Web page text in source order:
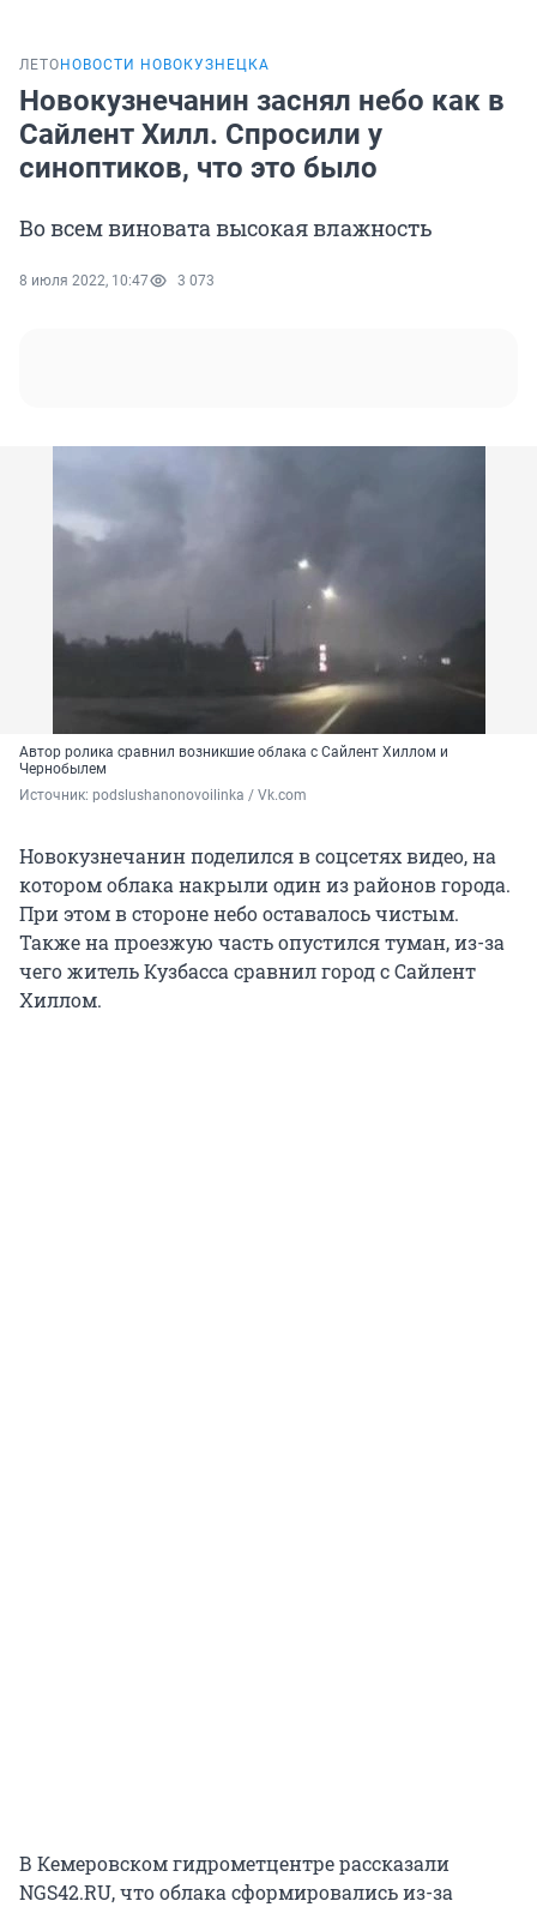
ЛЕТО НОВОСТИ НОВОКУЗНЕЦКА
Новокузнечанин заснял небо как в
Сайлент Хилл. Спросили у
синоптиков, что это было
Во всем виновата высокая влажность
8 июля 2022, 10:47 3 073
Автор ролика сравнил возникшие облака с Сайлент Хиллом и
Чернобылем
Источник: podslushanonovoilinka / Vk.com
Новокузнечанин поделился в соцсетях видео, на
котором облака накрыли один из районов города.
При этом в стороне небо оставалось чистым.
Также на проезжую часть опустился туман, из-за
чего житель Кузбасса сравнил город с Сайлент
Хиллом.
В Кемеровском гидрометцентре рассказали
NGS42.RU, что облака сформировались из-за